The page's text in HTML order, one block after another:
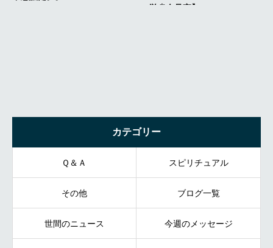
カテゴリー
Ｑ＆Ａ スピリチュアル
その他 ブログ一覧
世間のニュース 今週のメッセージ